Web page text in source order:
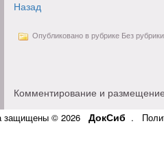
Назад
Опубликовано в рубрике Без рубрики
Комментирование и
защищены © 2026 ДокСиб .